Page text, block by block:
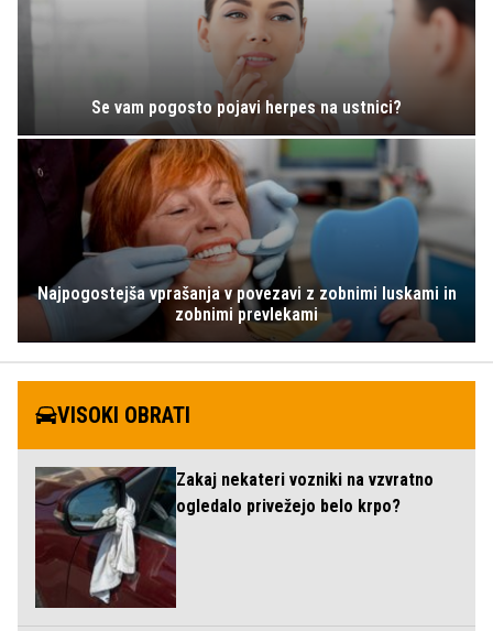
Se vam pogosto pojavi herpes na ustnici?
Najpogostejša vprašanja v povezavi z zobnimi luskami in
zobnimi prevlekami
VISOKI OBRATI
Zakaj nekateri vozniki na vzvratno
ogledalo privežejo belo krpo?